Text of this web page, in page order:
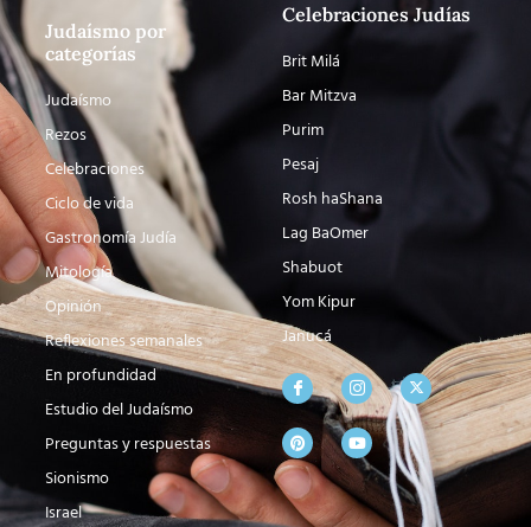
Judaísmo por
categorías
Judaísmo
Rezos
Celebraciones
Ciclo de vida
Gastronomía Judía
Mitología
Opinión
Reflexiones semanales
En profundidad
Estudio del Judaísmo
Preguntas y respuestas
Sionismo
Israel
Celebraciones Judías
Brit Milá
Bar Mitzva
Purim
Pesaj
Rosh haShana
Lag BaOmer
Shabuot
Yom Kipur
Janucá